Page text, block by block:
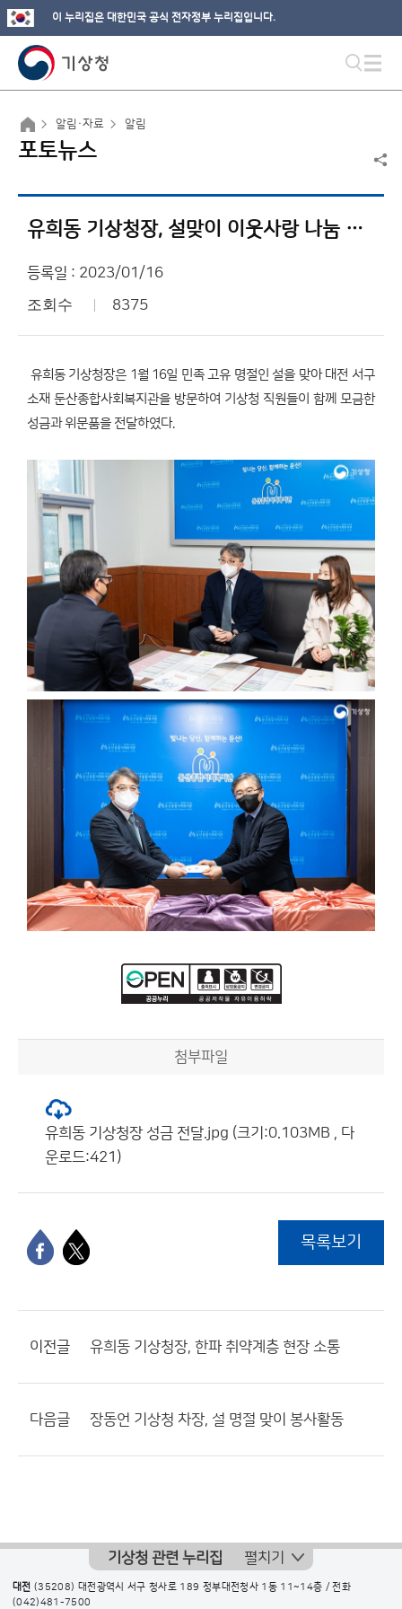
이 누리집은 대한민국 공식 전자정부 누리집입니다.
알림·자료 알림
포토뉴스
유희동 기상청장, 설맞이 이웃사랑 나눔 실천
등록일 : 2023/01/16
조회수 8375
유희동 기상청장은 1월 16일 민족 고유 명절인 설을 맞아 대전 서구
소재 둔산종합사회복지관을 방문하여 기상청 직원들이 함께 모금한
성금과 위문품을 전달하였다.
첨부파일
유희동 기상청장 성금 전달.jpg (크기:0.103MB , 다
운로드:421)
목록보기
이전글 유희동 기상청장, 한파 취약계층 현장 소통
다음글 장동언 기상청 차장, 설 명절 맞이 봉사활동
기상청 관련 누리집 펼치기
대전 (35208) 대전광역시 서구 청사로 189 정부대전청사 1동 11~14층 / 전화
(042)481-7500